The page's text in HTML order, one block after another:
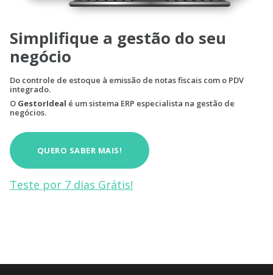
Simplifique a gestão do seu
negócio
Do controle de estoque à emissão de notas fiscais com o PDV
integrado.
O GestorIdeal é um sistema ERP especialista na gestão de
negócios.
QUERO SABER MAIS!
Teste por 7 dias Grátis!